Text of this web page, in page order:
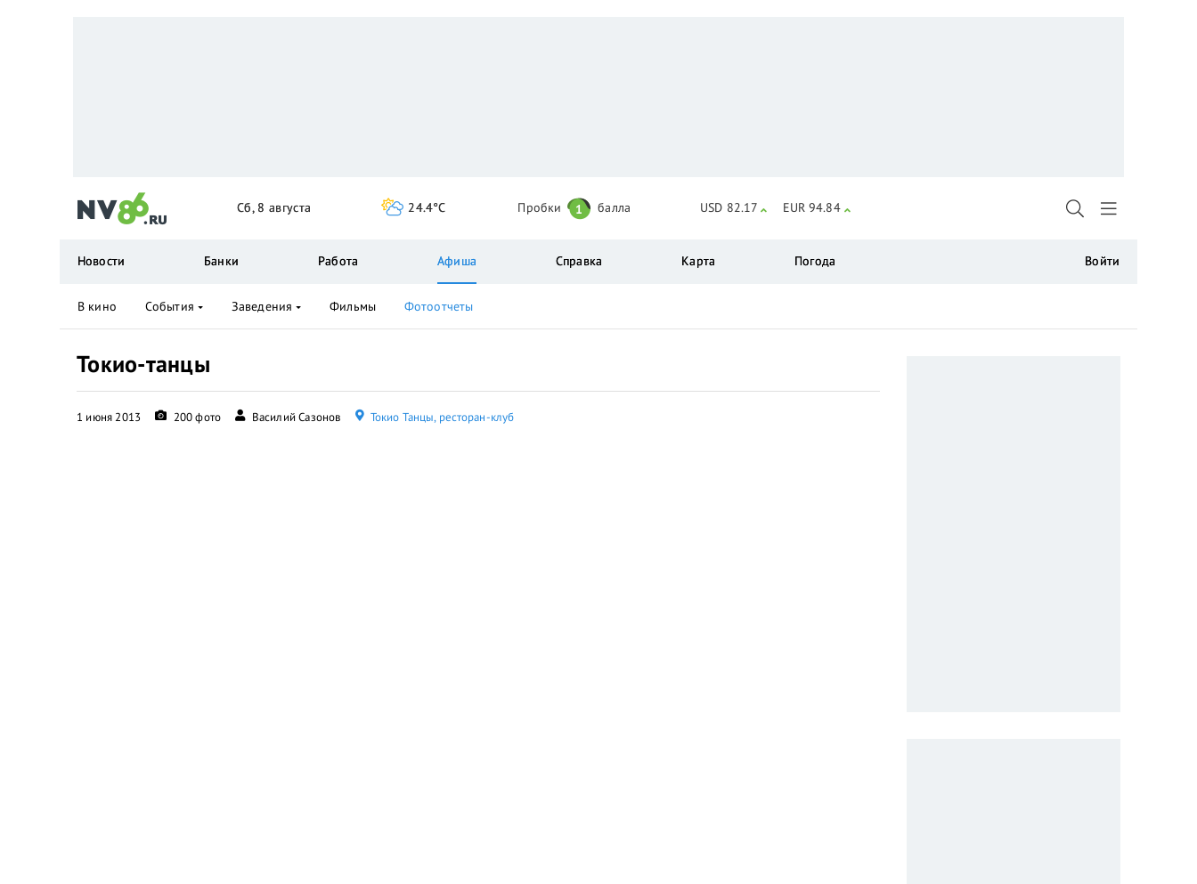
Токио-танцы
1 июня 2013 200 фото Василий Сазонов Токио Танцы, ресторан-клуб
Сб, 8 августа 24.4°C Пробки 1 балла USD 82.17 EUR 94.84
Новости Банки Работа Афиша Справка Карта Погода Войти
В кино События Заведения Фильмы Фотоотчеты